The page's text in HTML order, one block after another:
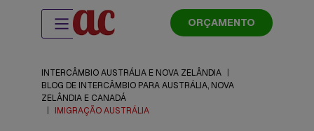
ORÇAMENTO
INTERCÂMBIO AUSTRÁLIA E NOVA ZELÂNDIA
BLOG DE INTERCÂMBIO PARA AUSTRÁLIA, NOVA
ZELÂNDIA E CANADÁ
IMIGRAÇÃO AUSTRÁLIA